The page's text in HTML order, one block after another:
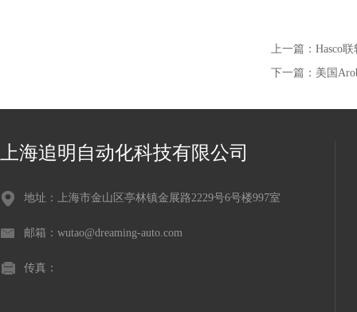
上一篇： Hasco
下一篇： 美国
上海追明自动化科技有限公司
地址：上海市金山区亭林镇金展路2229号6号楼997室
邮箱：wutao@dreaming-auto.com
传真：